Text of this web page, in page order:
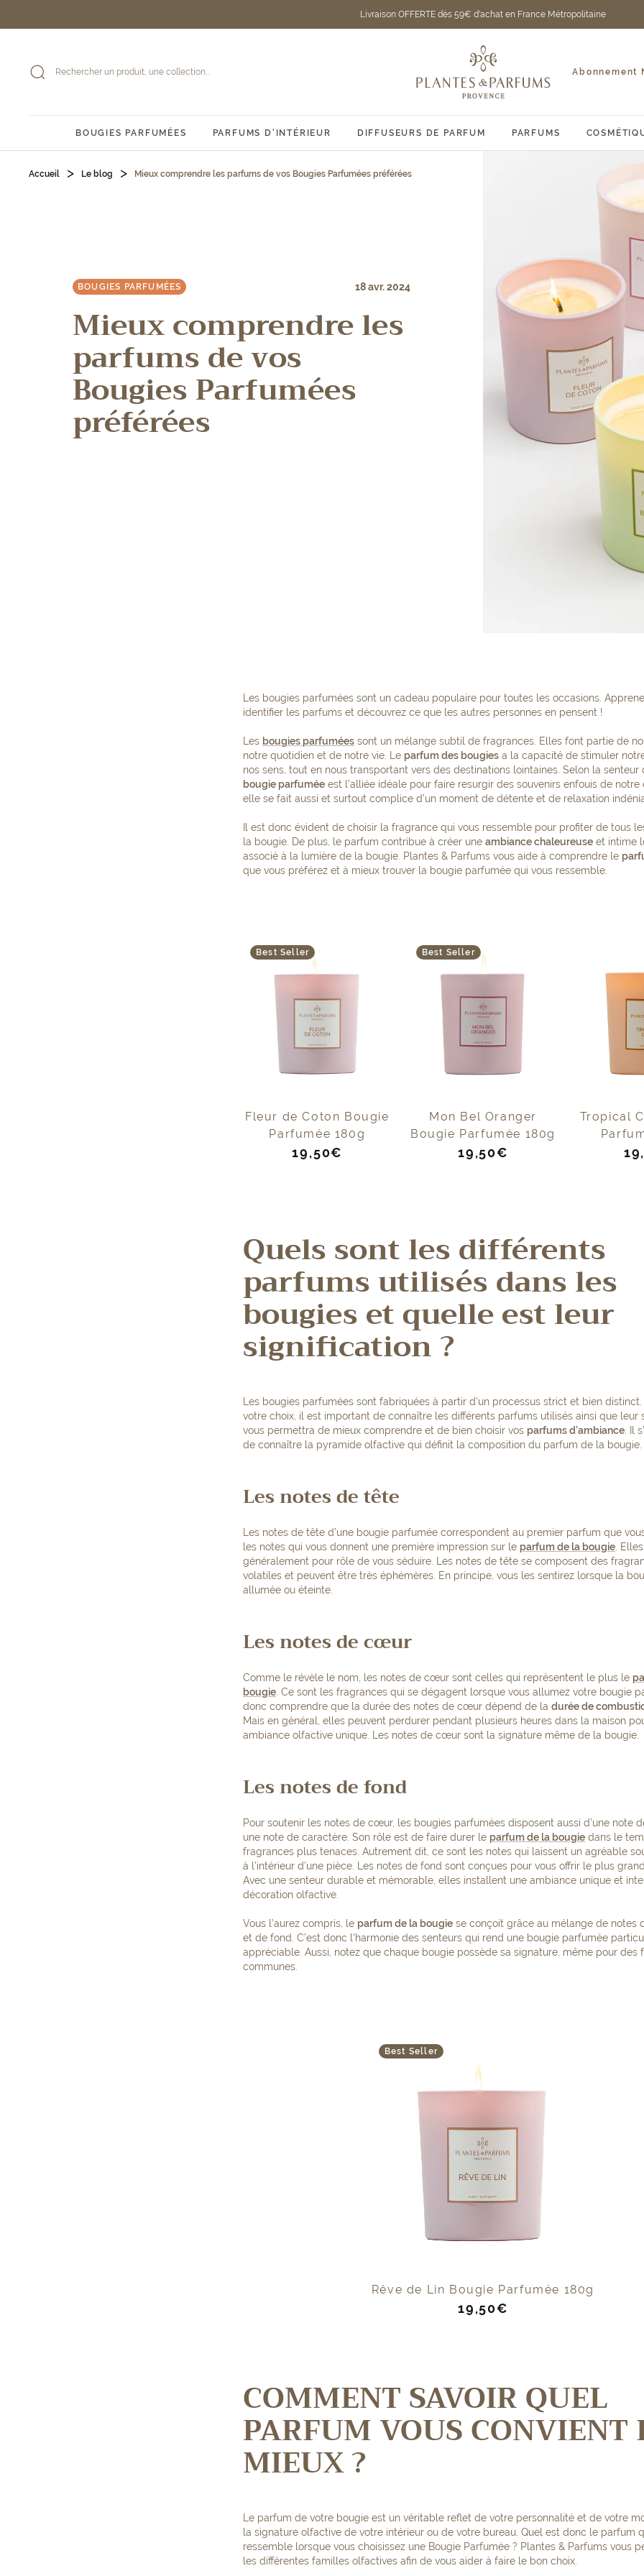
au
Livraison OFFERTE dès 59€ d'achat en France Métropolitaine
Parfums
Provence
Abonnement
BOUGIES PARFUMÉES PARFUMS D'INTÉRIEUR DIFFUSEURS DE PARFUM PARFUMS
Accueil Le blog Mieux comprendre les parfums de vos Bougies Parfumées préférées
BOUGIES PARFUMÉES 18 avr. 2024
Mieux comprendre les
parfums de vos
Bougies Parfumées
préférées
Les bougies parfumées sont un cadeau populaire pour toutes les occasions.
identifier les parfums et découvrez ce que les autres personnes en pensent !
Les bougies parfumées sont un mélange subtil de fragrances. Elles font partie de
notre quotidien et de notre vie. Le parfum des bougies a la capacité de stimuler
nos sens, tout en nous transportant vers des destinations lointaines. Selon la senteur
bougie parfumée est l’alliée idéale pour faire resurgir des souvenirs enfouis de notre
elle se fait aussi et surtout complice d’un moment de détente et de relaxation
Il est donc évident de choisir la fragrance qui vous ressemble pour profiter de tous
la bougie. De plus, le parfum contribue à créer une ambiance chaleureuse et intime
associé à la lumière de la bougie. Plantes & Parfums vous aide à comprendre le
que vous préférez et à mieux trouver la bougie parfumée qui vous ressemble.
Best Seller
Fleur de Coton Bougie
Parfumée 180g
Prix
19,50€
Best Seller
Mon Bel Oranger
Bougie Parfumée 180g
Prix
19,50€
Tropical
Quels sont les différents
parfums utilisés dans les
bougies et quelle est leur
signification ?
Les bougies parfumées sont fabriquées à partir d’un processus strict et bien
votre choix, il est important de connaître les différents parfums utilisés ainsi que leur
vous permettra de mieux comprendre et de bien choisir vos parfums d’ambiance . Il
de connaître la pyramide olfactive qui définit la composition du parfum de la bougie.
Les notes de tête
Les notes de tête d’une bougie parfumée correspondent au premier parfum que
les notes qui vous donnent une première impression sur le parfum de la bougie .
généralement pour rôle de vous séduire. Les notes de tête se composent des
volatiles et peuvent être très éphémères. En principe, vous les sentirez lorsque la
allumée ou éteinte.
Les notes de cœur
Comme le révèle le nom, les notes de cœur sont celles qui représentent le plus le
bougie . Ce sont les fragrances qui se dégagent lorsque vous allumez votre bougie
donc comprendre que la durée des notes de cœur dépend de la durée de
Mais en général, elles peuvent perdurer pendant plusieurs heures dans la maison
ambiance olfactive unique. Les notes de cœur sont la signature même de la bougie.
Les notes de fond
Pour soutenir les notes de cœur, les bougies parfumées disposent aussi d’une note
une note de caractère. Son rôle est de faire durer le parfum de la bougie dans le
fragrances plus tenaces. Autrement dit, ce sont les notes qui laissent un agréable
à l’intérieur d’une pièce. Les notes de fond sont conçues pour vous offrir le plus
Avec une senteur durable et mémorable, elles installent une ambiance unique et
décoration olfactive.
Vous l’aurez compris, le parfum de la bougie se conçoit grâce au mélange de notes
et de fond. C’est donc l’harmonie des senteurs qui rend une bougie parfumée
appréciable. Aussi, notez que chaque bougie possède sa signature, même pour des
communes.
Best Seller
Rêve de Lin Bougie Parfumée 180g
Prix
19,50€
COMMENT SAVOIR QUEL
PARFUM VOUS CONVIENT
MIEUX ?
Le parfum de votre bougie est un véritable reflet de votre personnalité et de votre
la signature olfactive de votre intérieur ou de votre bureau. Quel est donc le parfum
ressemble lorsque vous choisissez une Bougie Parfumée ? Plantes & Parfums vous
les différentes familles olfactives afin de vous aider à faire le bon choix.